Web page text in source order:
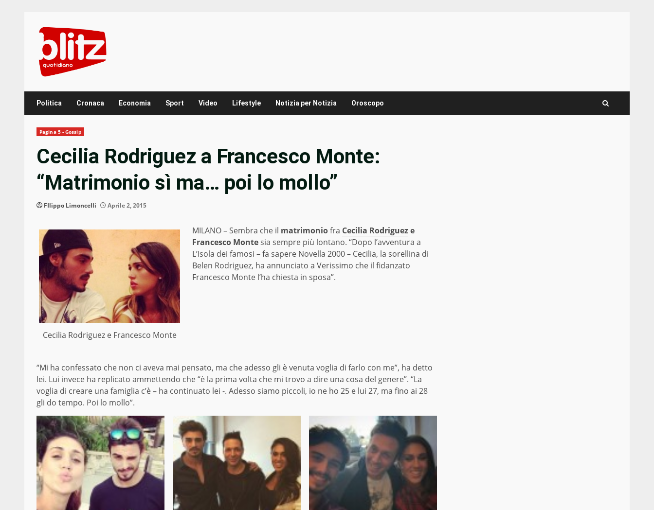
content
Politica Cronaca Economia Sport Video Lifestyle Notizia per Notizia Oroscopo
Pagina 5 - Gossip
Cecilia Rodriguez a Francesco Monte:
“Matrimonio sì ma… poi lo mollo”
FIlippo Limoncelli Aprile 2, 2015
Cecilia Rodriguez e Francesco Monte
MILANO – Sembra che il matrimoniofra Cecilia Rodrigueze
Francesco Montesia sempre più lontano. “Dopo l’avventura a
L’Isola dei famosi – fa sapere Novella 2000 – Cecilia, la sorellina di
Belen Rodriguez, ha annunciato a Verissimo che il fidanzato
Francesco Monte l’ha chiesta in sposa”.
“Mi ha confessato che non ci aveva mai pensato, ma che adesso gli è venuta voglia di farlo con me”, ha detto
lei. Lui invece ha replicato ammettendo che “è la prima volta che mi trovo a dire una cosa del genere”. “La
voglia di creare una famiglia c’è – ha continuato lei -. Adesso siamo piccoli, io ne ho 25 e lui 27, ma fino ai 28
gli do tempo. Poi lo mollo”.